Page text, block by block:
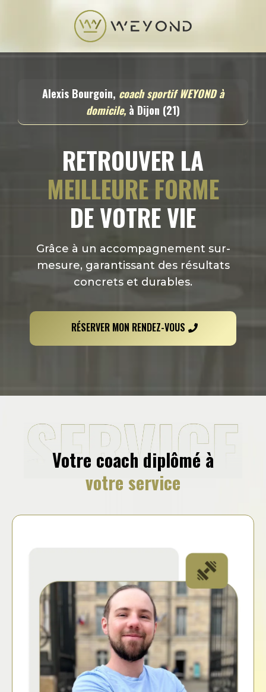
Alexis Bourgoin, coach sportif WEYOND à
domicile, à Dijon (21)
RETROUVER LA
MEILLEURE FORME
DE VOTRE VIE
Grâce à un accompagnement sur-
mesure, garantissant des résultats
concrets et durables.
RÉSERVER MON RENDEZ-VOUS
Votre coach diplômé à
votre service